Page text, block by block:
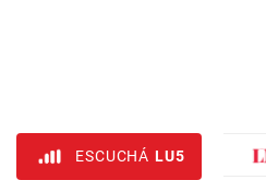
ESCUCHÁ LU5